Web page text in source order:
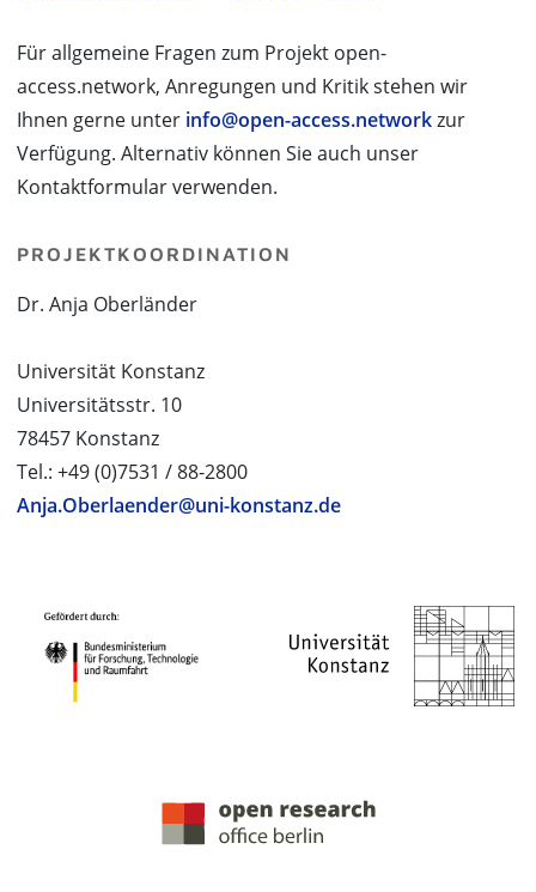
Für allgemeine Fragen zum Projekt open-
access.network, Anregungen und Kritik stehen wir
Ihnen gerne unter info@open-access.networkzur
Verfügung. Alternativ können Sie auch unser
Kontaktformular verwenden.
PROJEKTKOORDINATION
Dr. Anja Oberländer
Universität Konstanz
Universitätsstr. 10
78457 Konstanz
Tel.: +49 (0)7531 / 88-2800
Anja.Oberlaender@uni-konstanz.de